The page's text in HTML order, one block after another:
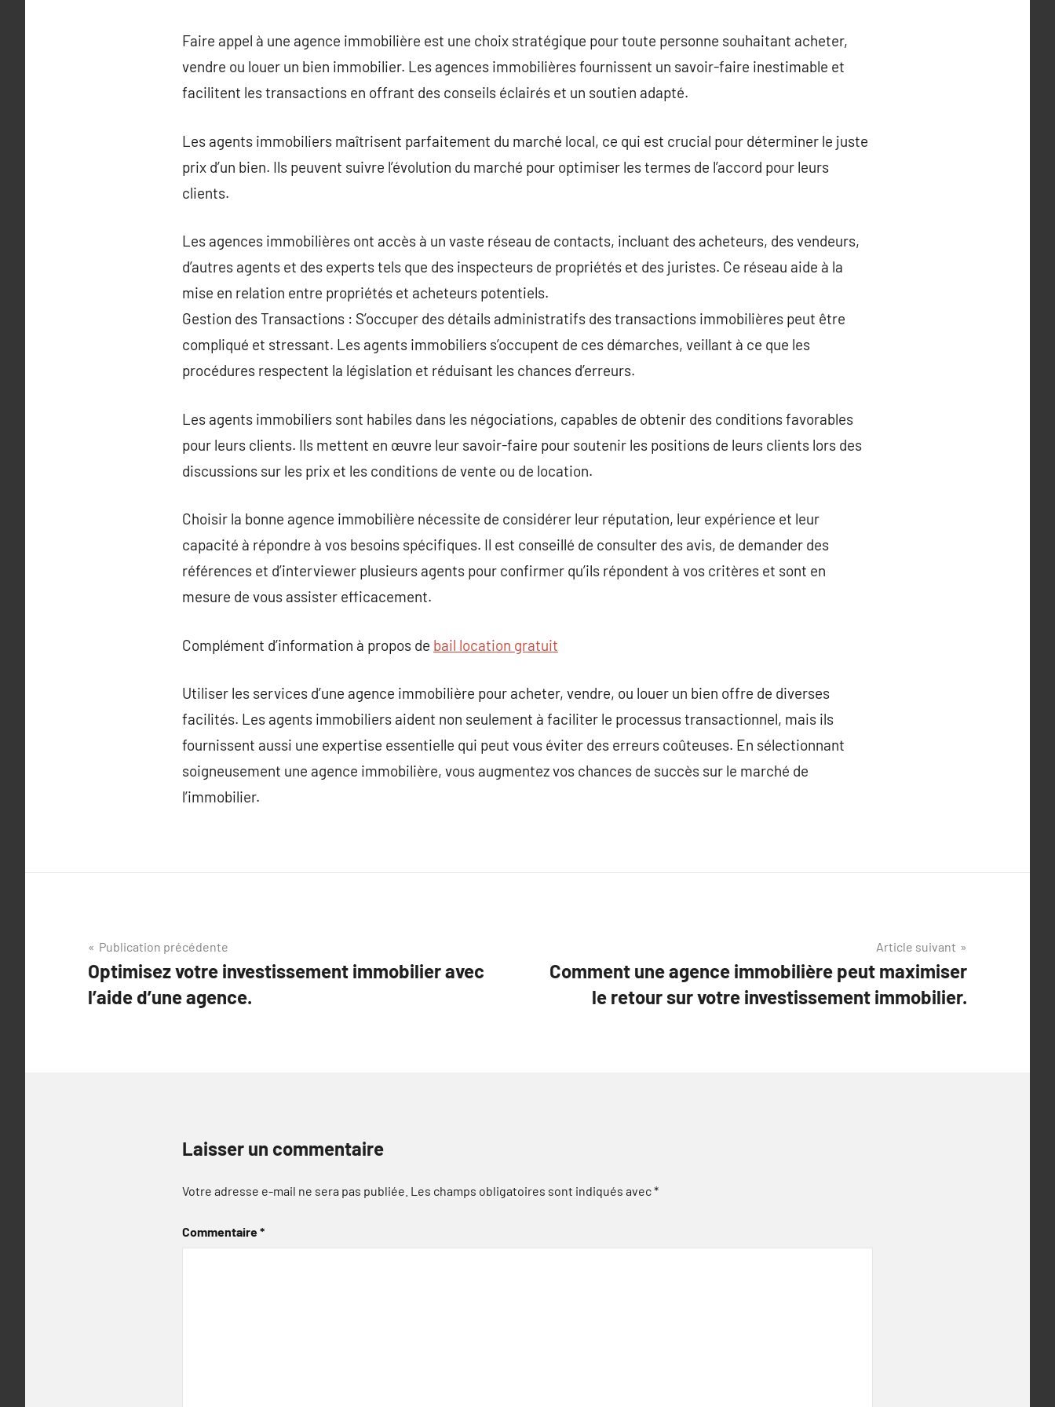
Faire appel à une agence immobilière est une choix stratégique pour toute personne souhaitant acheter,
vendre ou louer un bien immobilier. Les agences immobilières fournissent un savoir-faire inestimable et
facilitent les transactions en offrant des conseils éclairés et un soutien adapté.
Les agents immobiliers maîtrisent parfaitement du marché local, ce qui est crucial pour déterminer le juste
prix d’un bien. Ils peuvent suivre l’évolution du marché pour optimiser les termes de l’accord pour leurs
clients.
Les agences immobilières ont accès à un vaste réseau de contacts, incluant des acheteurs, des vendeurs,
d’autres agents et des experts tels que des inspecteurs de propriétés et des juristes. Ce réseau aide à la
mise en relation entre propriétés et acheteurs potentiels.
Gestion des Transactions : S’occuper des détails administratifs des transactions immobilières peut être
compliqué et stressant. Les agents immobiliers s’occupent de ces démarches, veillant à ce que les
procédures respectent la législation et réduisant les chances d’erreurs.
Les agents immobiliers sont habiles dans les négociations, capables de obtenir des conditions favorables
pour leurs clients. Ils mettent en œuvre leur savoir-faire pour soutenir les positions de leurs clients lors des
discussions sur les prix et les conditions de vente ou de location.
Choisir la bonne agence immobilière nécessite de considérer leur réputation, leur expérience et leur
capacité à répondre à vos besoins spécifiques. Il est conseillé de consulter des avis, de demander des
références et d’interviewer plusieurs agents pour confirmer qu’ils répondent à vos critères et sont en
mesure de vous assister efficacement.
Complément d’information à propos de bail location gratuit
Utiliser les services d’une agence immobilière pour acheter, vendre, ou louer un bien offre de diverses
facilités. Les agents immobiliers aident non seulement à faciliter le processus transactionnel, mais ils
fournissent aussi une expertise essentielle qui peut vous éviter des erreurs coûteuses. En sélectionnant
soigneusement une agence immobilière, vous augmentez vos chances de succès sur le marché de
l’immobilier.
Navigation
de
l’article
Publication précédente
Optimisez votre investissement immobilier avec
l’aide d’une agence.
Article suivant
Comment une agence immobilière peut maximiser
le retour sur votre investissement immobilier.
Laisser un commentaire
Votre adresse e-mail ne sera pas publiée. Les champs obligatoires sont indiqués avec*
Commentaire*